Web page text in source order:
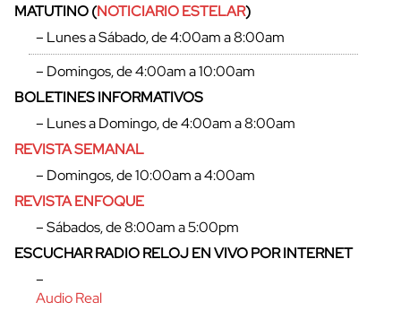
MATUTINO (NOTICIARIO ESTELAR)
– Lunes a Sábado, de 4:00am a 8:00am
– Domingos, de 4:00am a 10:00am
BOLETINES INFORMATIVOS
– Lunes a Domingo, de 4:00am a 8:00am
REVISTA SEMANAL
– Domingos, de 10:00am a 4:00am
REVISTA ENFOQUE
– Sábados, de 8:00am a 5:00pm
ESCUCHAR RADIO RELOJ EN VIVO POR INTERNET
–
Audio Real